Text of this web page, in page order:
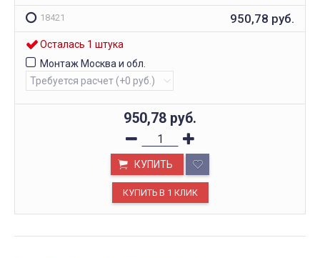
18421 950,78 руб.
Осталась 1 штука
Монтаж Москва и обл.
950,78 руб.
КУПИТЬ